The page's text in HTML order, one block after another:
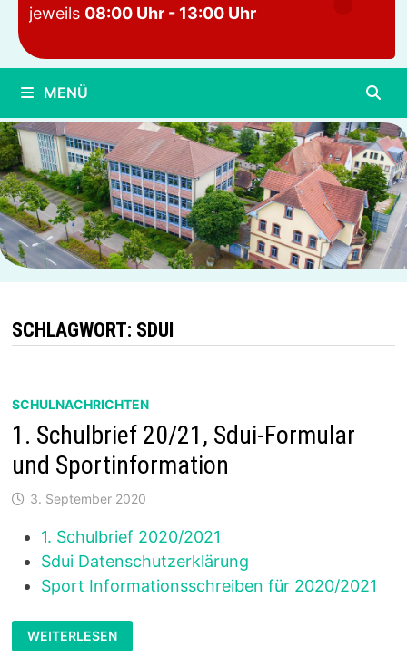
jeweils 08:00 Uhr - 13:00 Uhr
MENÜ
SCHLAGWORT: SDUI
SCHULNACHRICHTEN
1. Schulbrief 20/21, Sdui-Formular
und Sportinformation
3. September 2020
1. Schulbrief 2020/2021
Sdui Datenschutzerklärung
Sport Informationsschreiben für 2020/2021
1.
SCHULBRIEF
WEITERLESEN